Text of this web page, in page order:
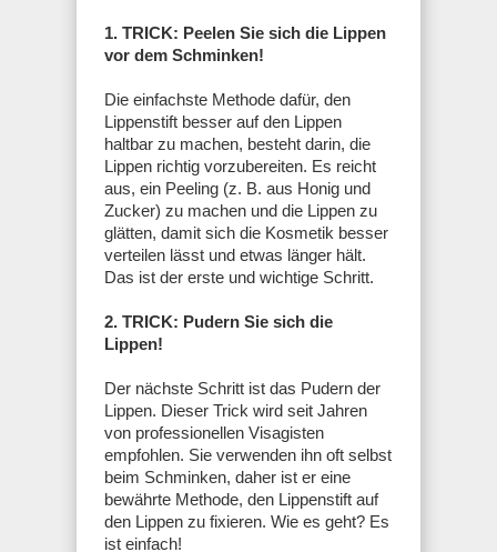
1. TRICK: Peelen Sie sich die Lippen
vor dem Schminken!
Die einfachste Methode dafür, den
Lippenstift besser auf den Lippen
haltbar zu machen, besteht darin, die
Lippen richtig vorzubereiten. Es reicht
aus, ein Peeling (z. B. aus Honig und
Zucker) zu machen und die Lippen zu
glätten, damit sich die Kosmetik besser
verteilen lässt und etwas länger hält.
Das ist der erste und wichtige Schritt.
2. TRICK: Pudern Sie sich die
Lippen!
Der nächste Schritt ist das Pudern der
Lippen. Dieser Trick wird seit Jahren
von professionellen Visagisten
empfohlen. Sie verwenden ihn oft selbst
beim Schminken, daher ist er eine
bewährte Methode, den Lippenstift auf
den Lippen zu fixieren. Wie es geht? Es
ist einfach!